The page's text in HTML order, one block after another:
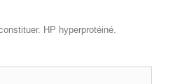
HP hyperprotéiné.